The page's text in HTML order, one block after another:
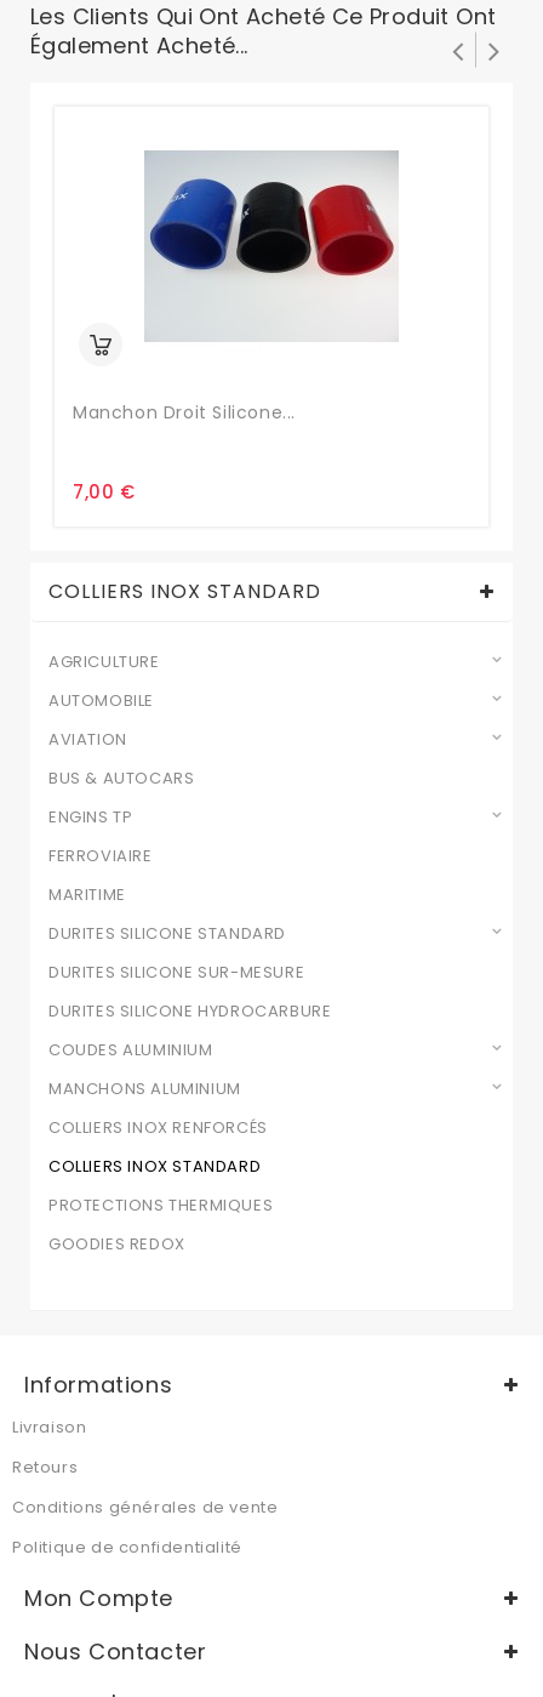
Les Clients Qui Ont Acheté Ce Produit Ont
Également Acheté...
Manchon Droit Silicone...
7,00 €
COLLIERS INOX STANDARD
AGRICULTURE
AUTOMOBILE
AVIATION
BUS & AUTOCARS
ENGINS TP
FERROVIAIRE
MARITIME
DURITES SILICONE STANDARD
DURITES SILICONE SUR-MESURE
DURITES SILICONE HYDROCARBURE
COUDES ALUMINIUM
MANCHONS ALUMINIUM
COLLIERS INOX RENFORCÉS
COLLIERS INOX STANDARD
PROTECTIONS THERMIQUES
GOODIES REDOX
Informations
Livraison
Retours
Conditions générales de vente
Politique de confidentialité
Mon Compte
Nous Contacter